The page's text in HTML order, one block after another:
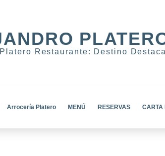
Restaurante: Destino
Arrocería Platero MENÚ RESERVAS CARTA